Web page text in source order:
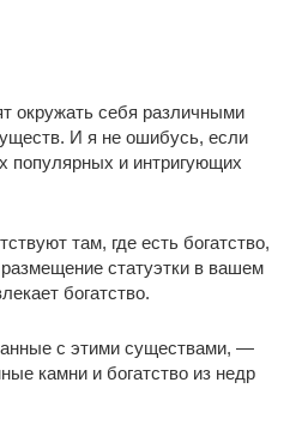
окружать себя различными
И я не ошибусь, если
популярных и интригующих
там, где есть богатство,
статуэтки в вашем
богатство.
с этими существами, —
камни и богатство из недр